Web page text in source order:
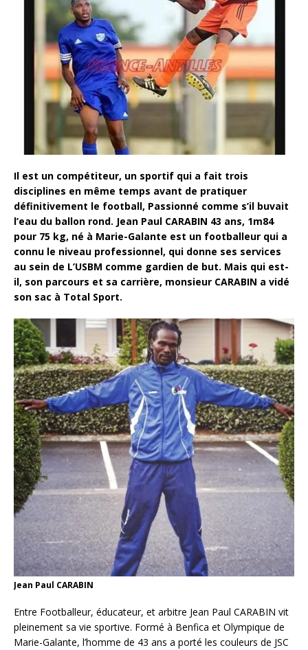
Il est un compétiteur, un sportif qui a fait trois
disciplines en même temps avant de pratiquer
définitivement le football, Passionné comme s’il buvait
l’eau du ballon rond. Jean Paul CARABIN 43 ans, 1m84
pour 75 kg, né à Marie-Galante est un footballeur qui a
connu le niveau professionnel, qui donne ses services
au sein de L’USBM comme gardien de but. Mais qui est-
il, son parcours et sa carrière, monsieur CARABIN a vidé
son sac à Total Sport.
Jean Paul CARABIN
Entre Footballeur, éducateur, et arbitre Jean Paul CARABIN vit
pleinement sa vie sportive. Formé à Benfica et Olympique de
Marie-Galante, l’homme de 43 ans a porté les couleurs de JSC